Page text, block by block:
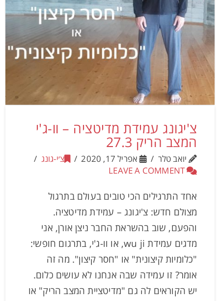
צ'יגונג עמידת מדיטציה – וו-ג'י
המצב הריק 27.3
יואב טלר אפריל 17, 2020
צ׳י-גונג
LEAVE A COMMENT
אחד התרגילים הכי טובים בעולם בתרגול
מצולם חדש: צ'יגונג – עמידת מדיטציה.
והפעם, שוב בהשראת החבר ניצן אורן, אני
מדגים עמידת wu ji, או וו-ג'י, בתרגום חופשי:
"כלומיות קיצונית" או "חסר קיצון". מה זה
אומר? זו עמידה שבה אנחנו לא עושים כלום.
יש הקוראים לה גם "מדיטציית המצב הריק" או